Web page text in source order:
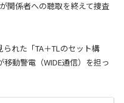
関係者への聴取を終えて捜査
れた「TA＋TLのセット構
動警電（WIDE通信）を担っ